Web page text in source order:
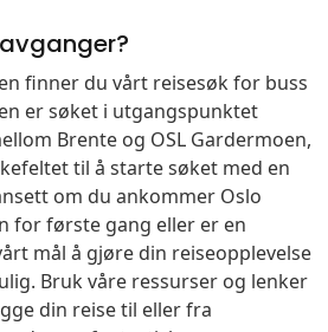
finner du vårt reisesøk for buss
er søket i utgangspunktet
Brente og OSL Gardermoen,
til å starte søket med en
om du ankommer Oslo
for første gang eller er en
mål å gjøre din reiseopplevelse
Bruk våre ressurser og lenker
din reise til eller fra